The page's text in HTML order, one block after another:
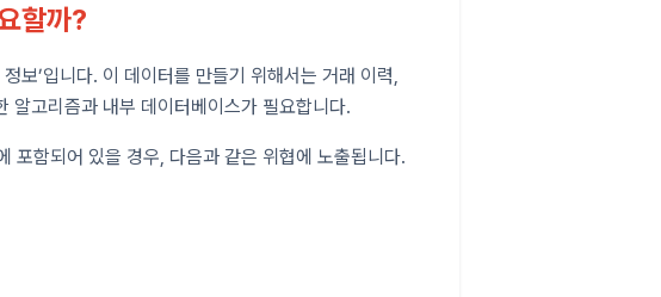
할까?
보’입니다. 이 데이터를 만들기 위해서는 거래 이력,
알고리즘과 내부 데이터베이스가 필요합니다.
포함되어 있을 경우, 다음과 같은 위협에 노출됩니다.